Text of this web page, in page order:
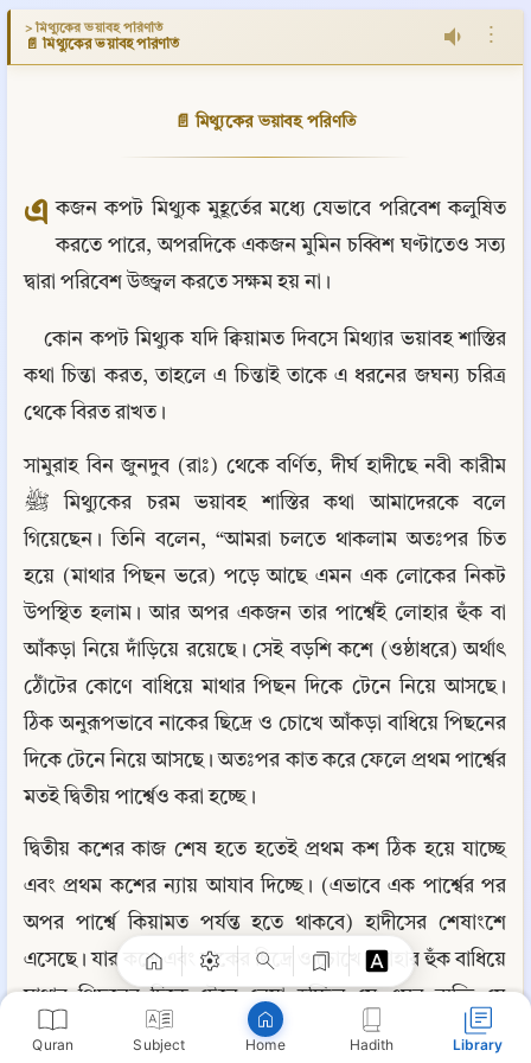
Quran Subject Home Hadith Library
> মিথ্যুকের ভয়াবহ পরিণতি
📄 মিথ্যুকের ভয়াবহ পরিণতি ⋮
📄 মিথ্যুকের ভয়াবহ পরিণতি
এ কজন কপট মিথ্যুক মুহূর্তের মধ্যে যেভাবে পরিবেশ কলুষিত
করতে পারে, অপরদিকে একজন মুমিন চব্বিশ ঘণ্টাতেও সত্য
দ্বারা পরিবেশ উজ্জ্বল করতে সক্ষম হয় না।
কোন কপট মিথ্যুক যদি ক্বিয়ামত দিবসে মিথ্যার ভয়াবহ শাস্তির
কথা চিন্তা করত, তাহলে এ চিন্তাই তাকে এ ধরনের জঘন্য চরিত্র
থেকে বিরত রাখত।
সামুরাহ বিন জুনদুব (রাঃ) থেকে বর্ণিত, দীর্ঘ হাদীছে নবী কারীম
ﷺ মিথ্যুকের চরম ভয়াবহ শাস্তির কথা আমাদেরকে বলে
গিয়েছেন। তিনি বলেন, “আমরা চলতে থাকলাম অতঃপর চিত
হয়ে (মাথার পিছন ভরে) পড়ে আছে এমন এক লোকের নিকট
উপস্থিত হলাম। আর অপর একজন তার পার্শ্বেই লোহার হুঁক বা
আঁকড়া নিয়ে দাঁড়িয়ে রয়েছে। সেই বড়শি কশে (ওষ্ঠাধরে) অর্থাৎ
ঠোঁটের কোণে বাধিয়ে মাথার পিছন দিকে টেনে নিয়ে আসছে।
ঠিক অনুরূপভাবে নাকের ছিদ্রে ও চোখে আঁকড়া বাধিয়ে পিছনের
দিকে টেনে নিয়ে আসছে। অতঃপর কাত করে ফেলে প্রথম পার্শ্বের
মতই দ্বিতীয় পার্শ্বেও করা হচ্ছে।
দ্বিতীয় কশের কাজ শেষ হতে হতেই প্রথম কশ ঠিক হয়ে যাচ্ছে
এবং প্রথম কশের ন্যায় আযাব দিচ্ছে। (এভাবে এক পার্শ্বের পর
অপর পার্শ্বে কিয়ামত পর্যন্ত হতে থাকবে) হাদীসের শেষাংশে
এসেছে। যার কশে এবং নাকের ছিদ্রে ও চোখে লোহার হুঁক বাধিয়ে
মাথার পিছনের দিকে টেনে নেয়া হচ্ছিল সে এমন ব্যক্তি যে
সকালে বাড়ি হতে বের হয়েই মিথ্যা কথা বলত। ফলে সেই মিথ্যা
Copy